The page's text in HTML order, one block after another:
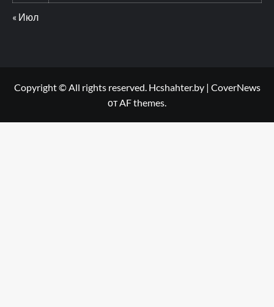
« Июл
Copyright © All rights reserved. Hcshahter.by | CoverNews
от AF themes.